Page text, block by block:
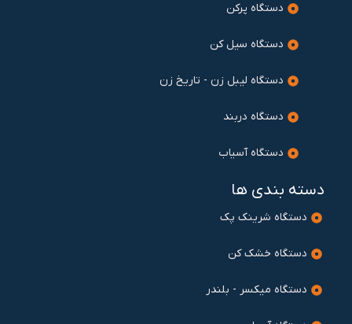
دستگاه پرکن
دستگاه سیل کن
دستگاه لیبل زن - تاریخ زن
دستگاه دربند
دستگاه آسیاب
دسته بندی ها
دستگاه شرینک پک
دستگاه خشک کن
دستگاه میکسر - بلندر